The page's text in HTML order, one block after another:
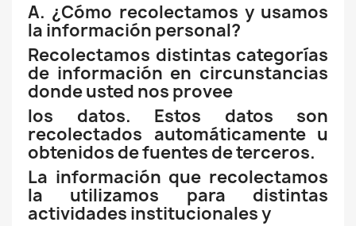
A. ¿Cómo recolectamos y usamos
la información personal?
Recolectamos distintas categorías
de información en circunstancias
donde usted nos provee
los datos. Estos datos son
recolectados automáticamente u
obtenidos de fuentes de terceros.
La información que recolectamos
la utilizamos para distintas
actividades institucionales y